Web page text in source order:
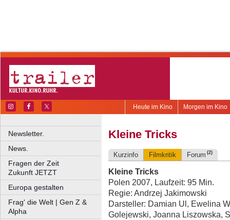
Morgen im Kino
Heute im Kino
Newsletter.
News.
Fragen der Zeit
Zukunft JETZT
Europa gestalten
Frag' die Welt | Gen Z &
Alpha
Kleine Tricks
Kurzinfo Filmkritik Forum (2)
Kleine Tricks
Polen 2007, Laufzeit: 95 Min.
Regie: Andrzej Jakimowski
Darsteller: Damian Ul, Ewelina
Golejewski, Joanna Liszowska,